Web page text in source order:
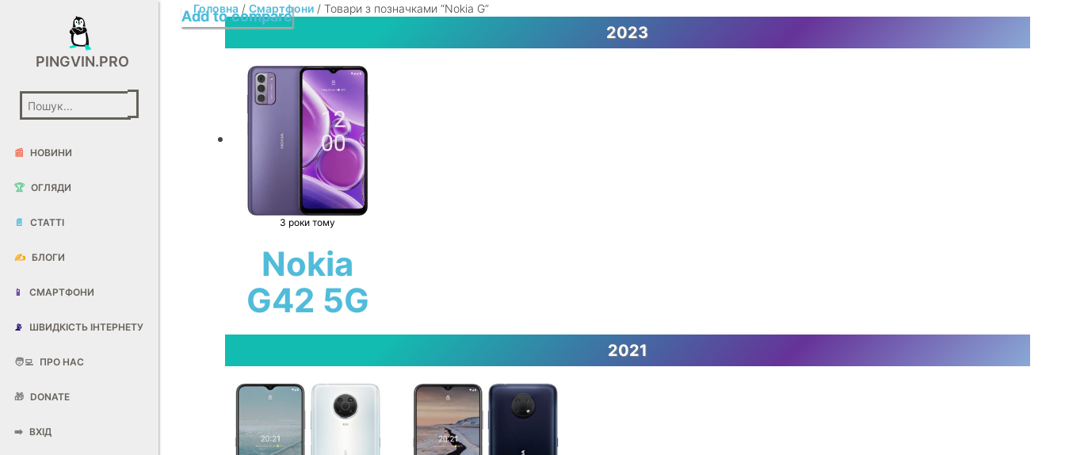
PINGVIN.PRO
📰 НОВИНИ
🏆 ОГЛЯДИ
📄 СТАТТІ
✍️ БЛОГИ
📱 СМАРТФОНИ
📡 ШВИДКІСТЬ ІНТЕРНЕТУ
🧑‍💻 ПРО НАС
🎁 DONATE
➡️ ВХІД
Головна/ Смартфони/ Товари з позначками “Nokia G”
2023
3 роки тому
Nokia
G42 5G
Add to compare
2021
Add to compare
Add to compare